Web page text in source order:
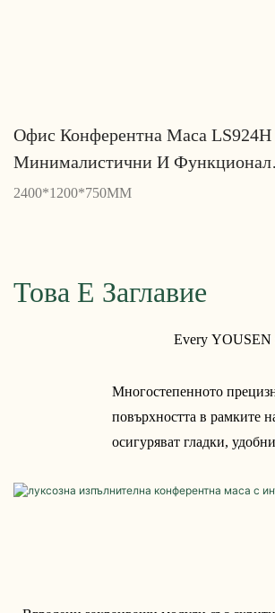
Офис Конферентна Маса LS924H
Минималистични И
Пространства - Yousen
2400*1200*750MM
Това Е Заглавие
Every YOUSEN
Многостепенното
повърхността в рамките
осигуряват гладки,